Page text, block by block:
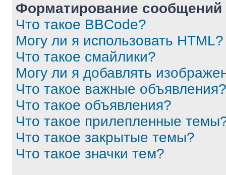
Форматирование
Что такое BBCode?
Могу ли я использовать HTML?
Что такое смайлики?
Могу ли я добавлять
Что такое важные объявления?
Что такое объявления?
Что такое прилепленные
Что такое закрытые темы?
Что такое значки тем?